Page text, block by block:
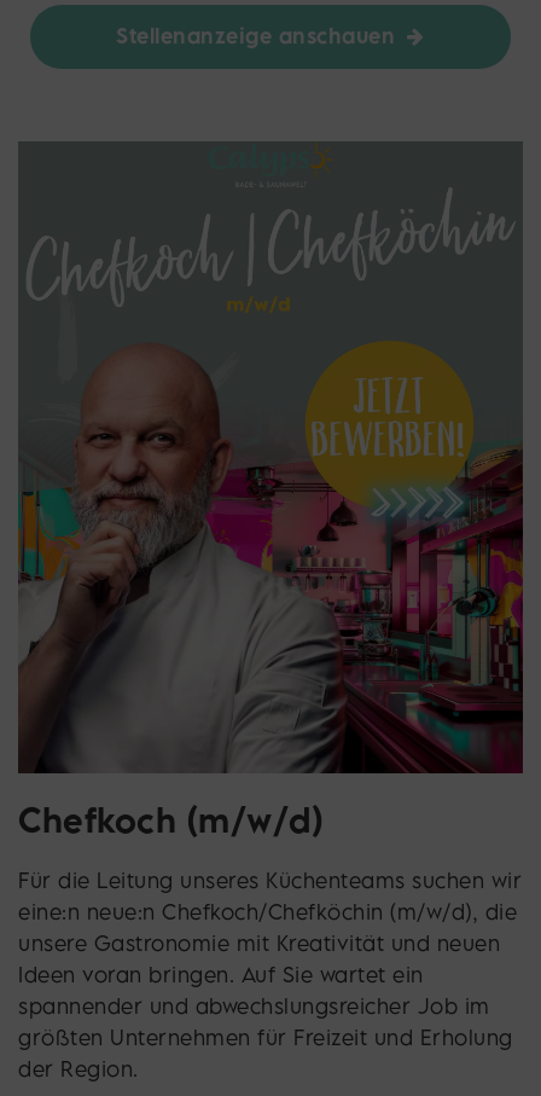
Stellenanzeige anschauen
Chefkoch (m/w/d)
Für die Leitung unseres Küchenteams suchen wir
eine:n neue:n Chefkoch/Chefköchin (m/w/d), die
unsere Gastronomie mit Kreativität und neuen
Ideen voran bringen. Auf Sie wartet ein
spannender und abwechslungsreicher Job im
größten Unternehmen für Freizeit und Erholung
der Region.